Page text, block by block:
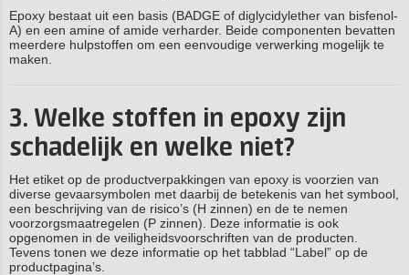
Epoxy bestaat uit een basis (BADGE of diglycidylether van bisfenol-
A) en een amine of amide verharder. Beide componenten bevatten
meerdere hulpstoffen om een eenvoudige verwerking mogelijk te
maken.
3. Welke stoffen in epoxy zijn
schadelijk en welke niet?
Het etiket op de productverpakkingen van epoxy is voorzien van
diverse gevaarsymbolen met daarbij de betekenis van het symbool,
een beschrijving van de risico’s (H zinnen) en de te nemen
voorzorgsmaatregelen (P zinnen). Deze informatie is ook
opgenomen in de veiligheidsvoorschriften van de producten.
Tevens tonen we deze informatie op het tabblad “Label” op de
productpagina’s.